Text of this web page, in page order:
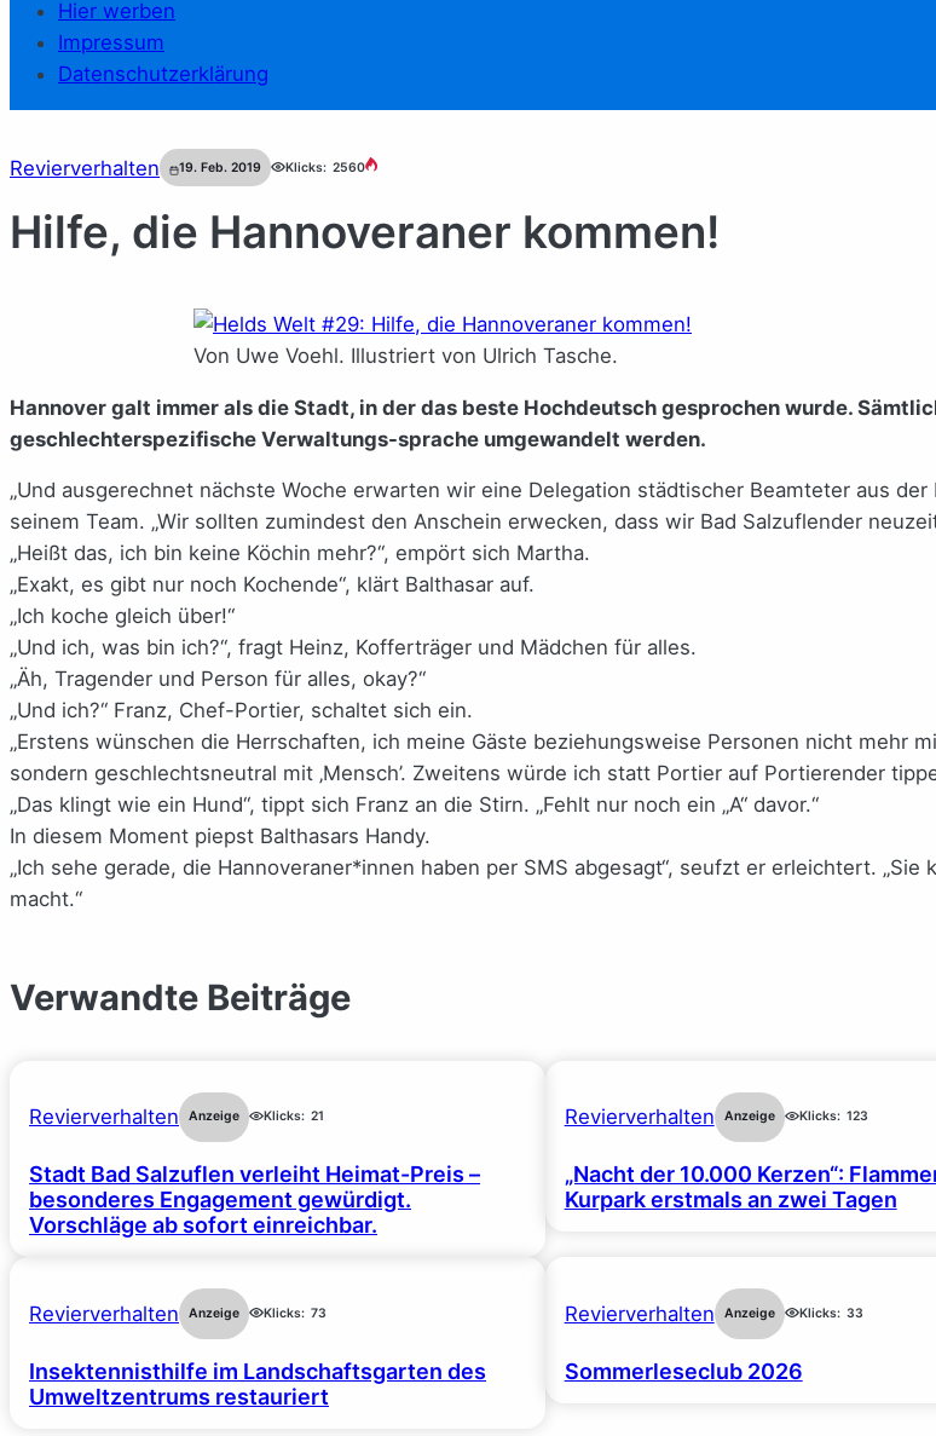
Hier werben
Impressum
Datenschutzerklärung
Revierverhalten 19. Feb. 2019 Klicks: 2560
Hilfe, die Hannoveraner kommen!
Von Uwe Voehl. Illustriert von Ulrich Tasche.
Hannover galt immer als die Stadt, in der das beste Hochdeutsch gesprochen wurde.
geschlechterspezifische Verwaltungs-sprache umgewandelt werden.
„Und ausgerechnet nächste Woche erwarten wir eine Delegation städtischer Beamteter aus
seinem Team. „Wir sollten zumindest den Anschein erwecken, dass wir Bad Salzuflender
„Heißt das, ich bin keine Köchin mehr?“, empört sich Martha.
„Exakt, es gibt nur noch Kochende“, klärt Balthasar auf.
„Ich koche gleich über!“
„Und ich, was bin ich?“, fragt Heinz, Kofferträger und Mädchen für alles.
„Äh, Tragender und Person für alles, okay?“
„Und ich?“ Franz, Chef-Portier, schaltet sich ein.
„Erstens wünschen die Herrschaften, ich meine Gäste beziehungsweise Personen nicht mehr
sondern geschlechtsneutral mit ‚Mensch’. Zweitens würde ich statt Portier auf Portierender
„Das klingt wie ein Hund“, tippt sich Franz an die Stirn. „Fehlt nur noch ein „A“ davor.“
In diesem Moment piepst Balthasars Handy.
„Ich sehe gerade, die Hannoveraner*innen haben per SMS abgesagt“, seufzt er erleichtert.
macht.“
Verwandte Beiträge
Revierverhalten Anzeige Klicks: 21
Stadt Bad Salzuflen verleiht Heimat-Preis –
besonderes Engagement gewürdigt.
Vorschläge ab sofort einreichbar.
Revierverhalten Anzeige Klicks: 123
„Nacht der 10.000 Kerzen“:
Kurpark erstmals an zwei Tagen
Revierverhalten Anzeige Klicks: 73
Insektennisthilfe im Landschaftsgarten des
Umweltzentrums restauriert
Revierverhalten Anzeige Klicks: 33
Sommerleseclub 2026